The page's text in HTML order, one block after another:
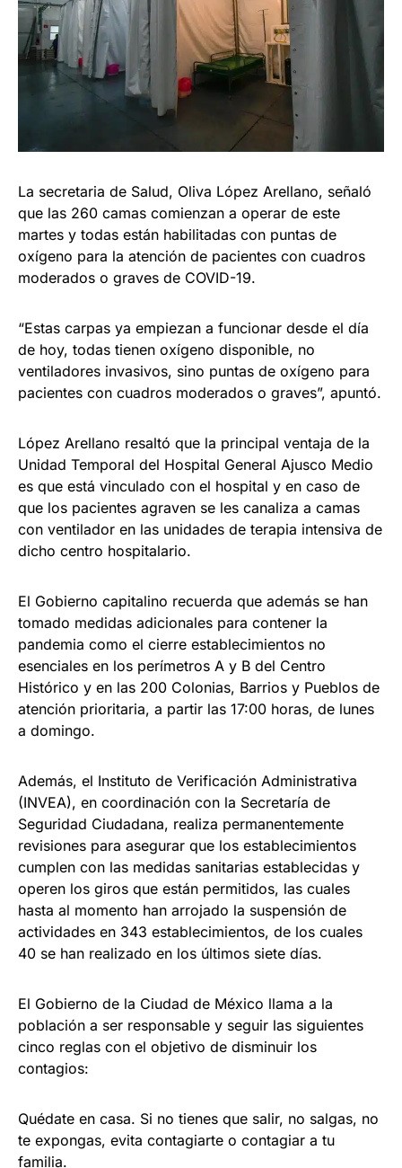
La secretaria de Salud, Oliva López Arellano, señaló
que las 260 camas comienzan a operar de este
martes y todas están habilitadas con puntas de
oxígeno para la atención de pacientes con cuadros
moderados o graves de COVID-19.
“Estas carpas ya empiezan a funcionar desde el día
de hoy, todas tienen oxígeno disponible, no
ventiladores invasivos, sino puntas de oxígeno para
pacientes con cuadros moderados o graves”, apuntó.
López Arellano resaltó que la principal ventaja de la
Unidad Temporal del Hospital General Ajusco Medio
es que está vinculado con el hospital y en caso de
que los pacientes agraven se les canaliza a camas
con ventilador en las unidades de terapia intensiva de
dicho centro hospitalario.
El Gobierno capitalino recuerda que además se han
tomado medidas adicionales para contener la
pandemia como el cierre establecimientos no
esenciales en los perímetros A y B del Centro
Histórico y en las 200 Colonias, Barrios y Pueblos de
atención prioritaria, a partir las 17:00 horas, de lunes
a domingo.
Además, el Instituto de Verificación Administrativa
(INVEA), en coordinación con la Secretaría de
Seguridad Ciudadana, realiza permanentemente
revisiones para asegurar que los establecimientos
cumplen con las medidas sanitarias establecidas y
operen los giros que están permitidos, las cuales
hasta al momento han arrojado la suspensión de
actividades en 343 establecimientos, de los cuales
40 se han realizado en los últimos siete días.
El Gobierno de la Ciudad de México llama a la
población a ser responsable y seguir las siguientes
cinco reglas con el objetivo de disminuir los
contagios:
Quédate en casa. Si no tienes que salir, no salgas, no
te expongas, evita contagiarte o contagiar a tu
familia.